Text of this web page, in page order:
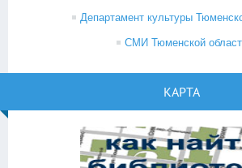
Департамент культуры
СМИ Тюменской
КАРТА